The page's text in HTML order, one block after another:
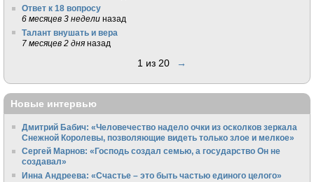
Ответ к 18 вопросу
6 месяцев 3 недели назад
Талант внушать и вера
7 месяцев 2 дня назад
1 из 20 →
Новые интервью
Дмитрий Бабич: «Человечество надело очки из осколков зеркала
Снежной Королевы, позволяющие видеть только злое и мелкое»
Сергей Марнов: «Господь создал семью, а государство Он не
создавал»
Инна Андреева: «Счастье – это быть частью единого целого»